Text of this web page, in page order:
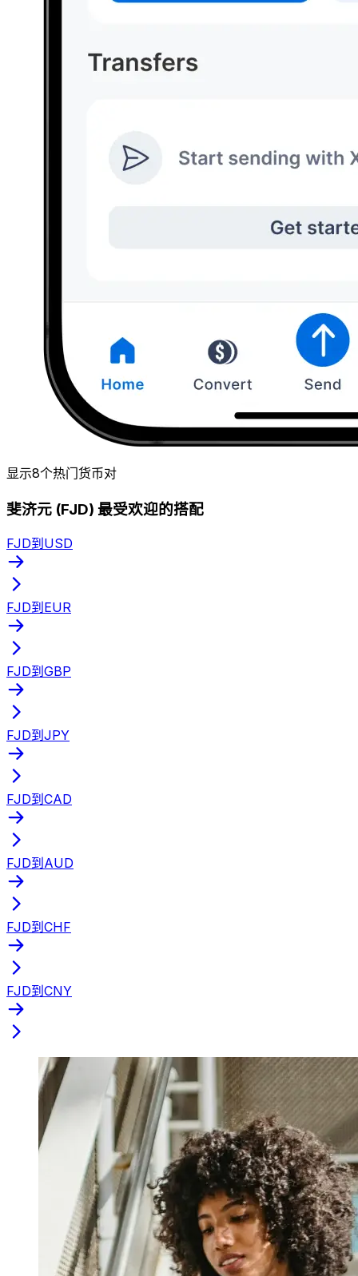
显示8个热门货币对
斐济元 (FJD) 最受欢迎的搭配
FJD到USD
FJD到EUR
FJD到GBP
FJD到JPY
FJD到CAD
FJD到AUD
FJD到CHF
FJD到CNY